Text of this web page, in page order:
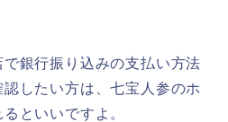
銀行振り込みの支払い方法
したい方は、七宝人参のホ
といいですよ。